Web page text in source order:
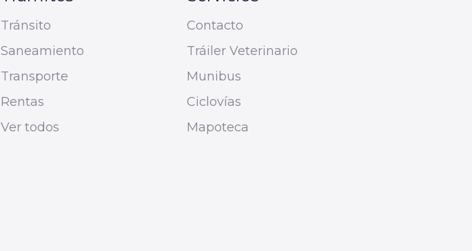
Tránsito
Saneamiento
Transporte
Rentas
Ver todos
Contacto
Tráiler Veterinario
Munibus
Ciclovías
Mapoteca